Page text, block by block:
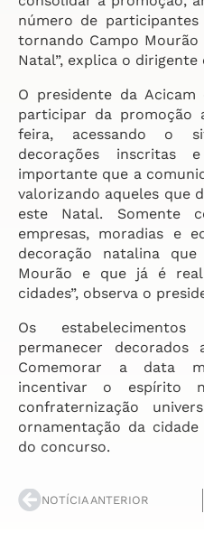
número de participantes
tornando Campo
Natal”, explica o dirigente
O presidente da
participar da promoção
feira, acessando o
decorações inscritas
importante que a
valorizando aqueles que
este Natal. Somente
empresas, moradias e
decoração natalina
Mourão e que já é
cidades”, observa o
Os
permanecer
Comemorar a data
incentivar o espírito
confraternização
ornamentação da
do concurso.
NOTÍCIA ANTERIOR